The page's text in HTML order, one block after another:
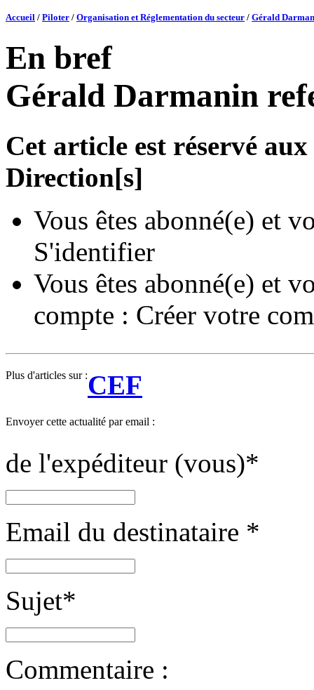
Accueil / Piloter / Organisation et Réglementation du secteur / Gérald
En bref
Gérald Darmanin
Cet article est réservé
Direction[s]
Vous êtes abonné(e) et
S'identifier
Vous êtes abonné(e) et
compte : Créer votre
Plus d'articles sur :CEF
Envoyer cette actualité par email :
de l'expéditeur (vous)*
Email du destinataire *
Sujet*
Commentaire :